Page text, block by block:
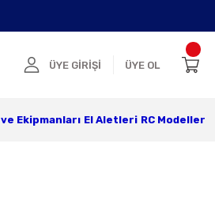
ÜYE GİRİŞİ ÜYE OL
Ekipmanları El Aletleri RC Modeller